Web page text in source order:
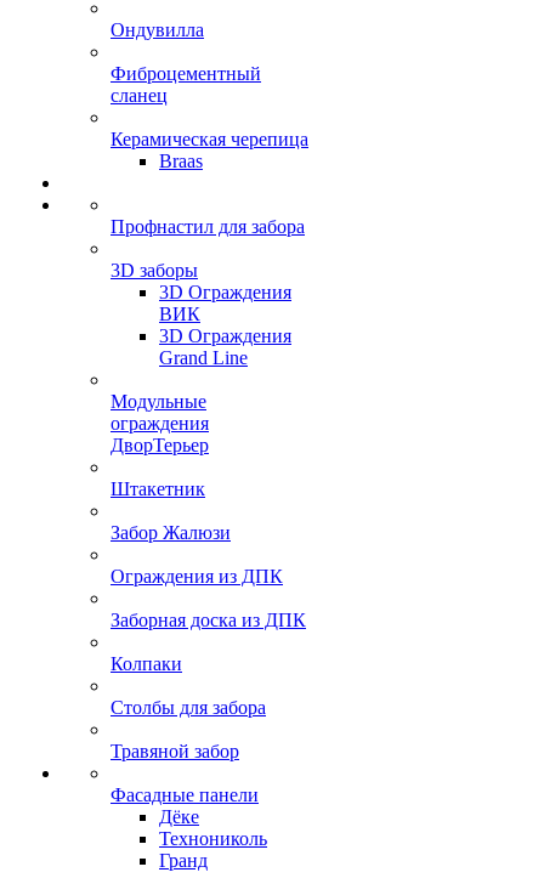
Ондувилла
Фиброцементный
сланец
Керамическая черепица
Braas
Профнастил для забора
3D заборы
3D Ограждения
ВИК
3D Ограждения
Grand Line
Модульные
ограждения
ДворТерьер
Штакетник
Забор Жалюзи
Ограждения из ДПК
Заборная доска из ДПК
Колпаки
Столбы для забора
Травяной забор
Фасадные панели
Дёке
Технониколь
Гранд